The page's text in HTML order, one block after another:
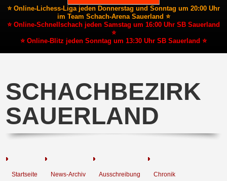
⭐ Online-Lichess-Liga jeden Donnerstag und Sonntag um 20:00 Uhr
im Team Schach-Arena Sauerland ⭐
⭐ Online-Schnellschach jeden Samstag um 16:00 Uhr SB Sauerland
⭐
⭐ Online-Blitz jeden Sonntag um 13:30 Uhr SB Sauerland ⭐
SCHACHBEZIRK
SAUERLAND
Startseite News-Archiv Ausschreibung Chronik